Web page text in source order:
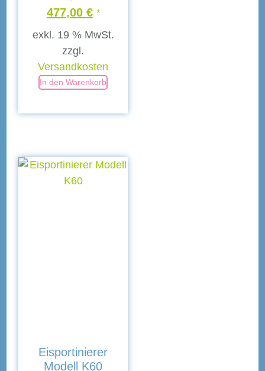
477,00 € *
exkl. 19 % MwSt.
zzgl.
Versandkosten
In den Warenkorb
Eisportinierer
Modell K60